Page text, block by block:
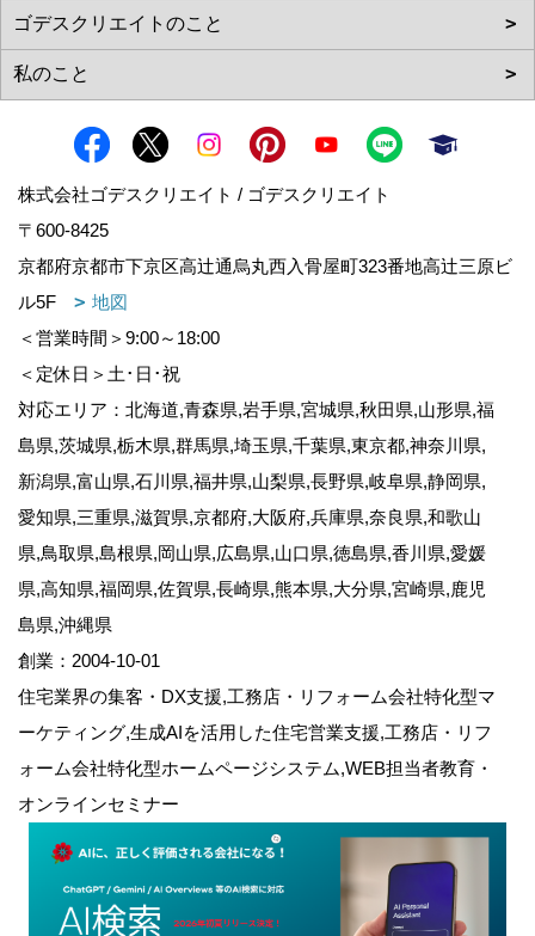
株式会社ゴデスクリエイト / ゴデスクリエイト
〒600-8425
京都府京都市下京区高辻通烏丸西入骨屋町323番地高辻三原ビ
ル5F
地図
＜営業時間＞9:00～18:00
＜定休日＞土･日･祝
対応エリア：北海道,青森県,岩手県,宮城県,秋田県,山形県,福
島県,茨城県,栃木県,群馬県,埼玉県,千葉県,東京都,神奈川県,
新潟県,富山県,石川県,福井県,山梨県,長野県,岐阜県,静岡県,
愛知県,三重県,滋賀県,京都府,大阪府,兵庫県,奈良県,和歌山
県,鳥取県,島根県,岡山県,広島県,山口県,徳島県,香川県,愛媛
県,高知県,福岡県,佐賀県,長崎県,熊本県,大分県,宮崎県,鹿児
島県,沖縄県
創業：2004-10-01
住宅業界の集客・DX支援,工務店・リフォーム会社特化型マ
ーケティング,生成AIを活用した住宅営業支援,工務店・リフ
ォーム会社特化型ホームページシステム,WEB担当者教育・
オンラインセミナー